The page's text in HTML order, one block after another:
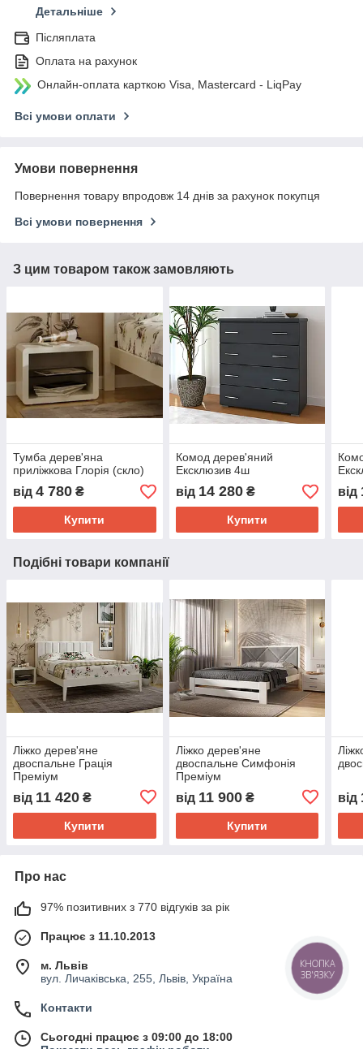
Детальніше
Післяплата
Оплата на рахунок
Онлайн-оплата карткою Visa, Mastercard - LiqPay
Всі умови оплати
Умови повернення
Повернення товару впродовж 14 днів за рахунок покупця
Всі умови повернення
З цим товаром також замовляють
Тумба дерев'яна
приліжкова Глорія (скло)
від 4 780 ₴
Купити
Комод дерев'яний
Ексклюзив 4ш
від 14 280₴
Купити
від
Подібні товари компанії
Ліжко дерев'яне
двоспальне Грація
Преміум
від 11 420 ₴
Купити
Ліжко дерев'яне
двоспальне Симфонія
Преміум
від 11 900₴
Купити
від
Про нас
97% позитивних з 770 відгуків за рік
Працює з 11.10.2013
м. Львів
вул. Личаківська, 255, Львів, Україна
Контакти
Сьогодні працює з 09:00 до 18:00
КНОПКА
ЗВ'ЯЗКУ